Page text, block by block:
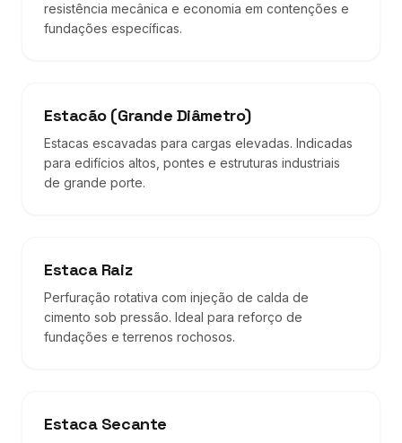
resistência mecânica e economia em contenções e
fundações específicas.
Estacão (Grande Diâmetro)
Estacas escavadas para cargas elevadas. Indicadas
para edifícios altos, pontes e estruturas industriais
de grande porte.
Estaca Raiz
Perfuração rotativa com injeção de calda de
cimento sob pressão. Ideal para reforço de
fundações e terrenos rochosos.
Estaca Secante